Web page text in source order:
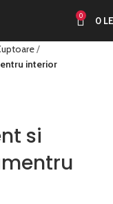
0 0
interior
si